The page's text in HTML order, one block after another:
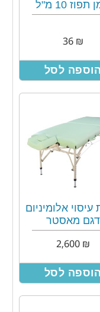
10 מ"ל
₪
36
הוספה לסל
עיסוי אלומיניום
דגם מאסטר
₪
2,600
הוספה לסל